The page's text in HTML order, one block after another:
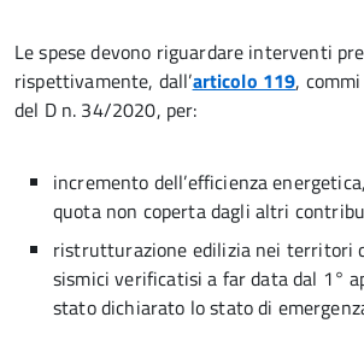
Le spese devono riguardare interventi
rispettivamente, dall’articolo 119,
del D n. 34/2020, per:
incremento dell’efficienza
quota non coperta dagli altri
ristrutturazione edilizia nei territori
sismici verificatisi a far data dal 1°
stato dichiarato lo stato di